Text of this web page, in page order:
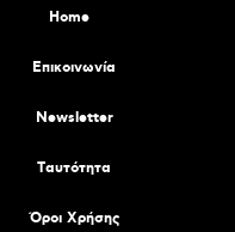
Home
Επικοινωνία
Newsletter
Tαυτότητα
Όροι Χρήσης